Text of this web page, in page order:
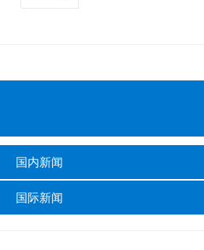
国内新闻
国际新闻